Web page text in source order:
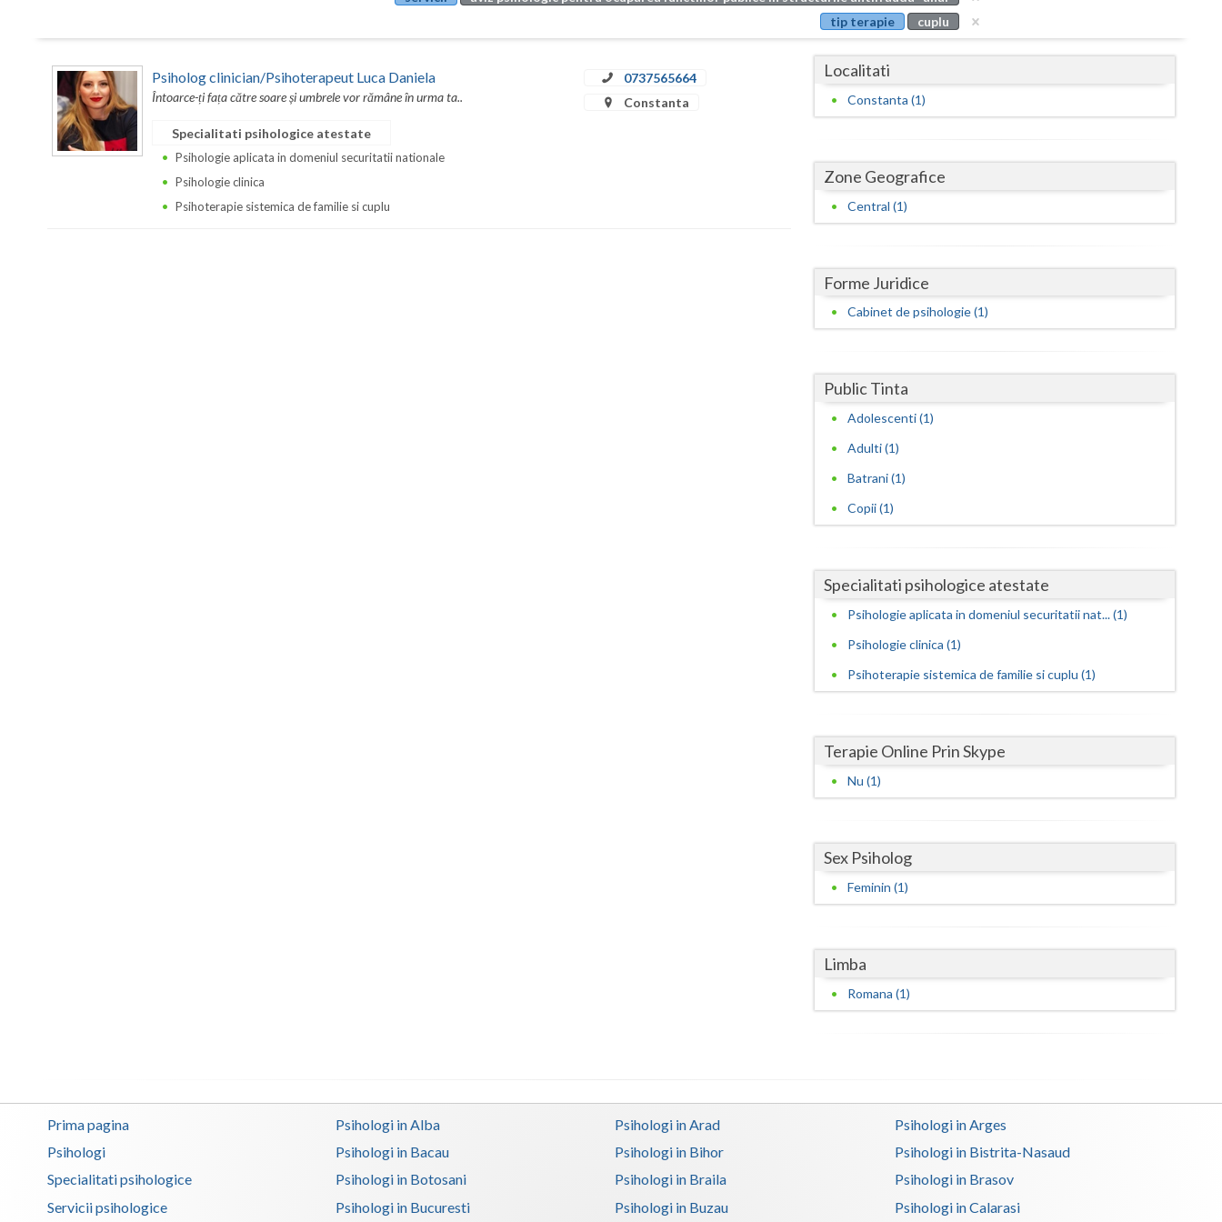
Buzau
Cluj
Covasna
Dambovita
Dolj
Galati
Gorj
Maramures
Olt
Satu-Mare
Vaslui
Vrancea
tip terapie
cuplu
Psiholog clinician/Psihoterapeut Luca Daniela
Întoarce-ți fața către soare și umbrele vor rămâne în urma ta..
0737565664
Constanta
Specialitati psihologice atestate
Psihologie aplicata in domeniul securitatii nationale
Psihologie clinica
Psihoterapie sistemica de familie si cuplu
Localitati
Constanta (1)
Zone Geografice
Central (1)
Forme Juridice
Cabinet de psihologie (1)
Public Tinta
Adolescenti (1)
Adulti (1)
Batrani (1)
Copii (1)
Specialitati psihologice atestate
Psihologie aplicata in domeniul securitatii nat... (1)
Psihologie clinica (1)
Psihoterapie sistemica de familie si cuplu (1)
Terapie Online Prin Skype
Nu (1)
Sex Psiholog
Feminin (1)
Limba
Romana (1)
Prima pagina
Psihologi
Specialitati psihologice
Servicii psihologice
Psihologi in Alba Psihologi in Arad
Psihologi in Arges
Psihologi in Bacau
Psihologi in Bihor
Psihologi in Bistrita-Nasaud
Psihologi in Botosani
Psihologi in Braila
Psihologi in Brasov
Psihologi in Bucuresti
Psihologi in Buzau Psihologi in Calarasi